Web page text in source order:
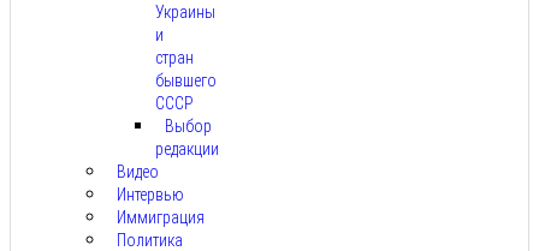
Украины
и
стран
бывшего
СССР
Выбор
редакции
Видео
Интервью
Иммиграция
Политика